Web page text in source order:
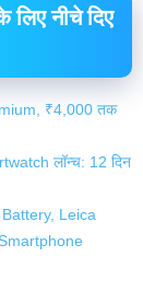
लिए नीचे दिए
₹4,000 तक
लॉन्च: 12 दिन
Leica